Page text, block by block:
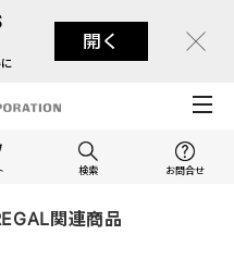
開く
検索 お問合せ
関連商品